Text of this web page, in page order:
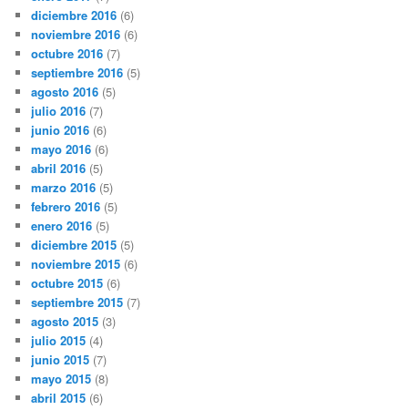
diciembre 2016 (6)
noviembre 2016 (6)
octubre 2016 (7)
septiembre 2016 (5)
agosto 2016 (5)
julio 2016 (7)
junio 2016 (6)
mayo 2016 (6)
abril 2016 (5)
marzo 2016 (5)
febrero 2016 (5)
enero 2016 (5)
diciembre 2015 (5)
noviembre 2015 (6)
octubre 2015 (6)
septiembre 2015 (7)
agosto 2015 (3)
julio 2015 (4)
junio 2015 (7)
mayo 2015 (8)
abril 2015 (6)